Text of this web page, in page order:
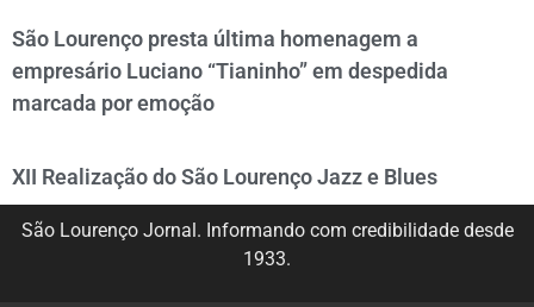
São Lourenço presta última homenagem a
empresário Luciano “Tianinho” em despedida
marcada por emoção
XII Realização do São Lourenço Jazz e Blues
São Lourenço Jornal. Informando com credibilidade desde
1933.